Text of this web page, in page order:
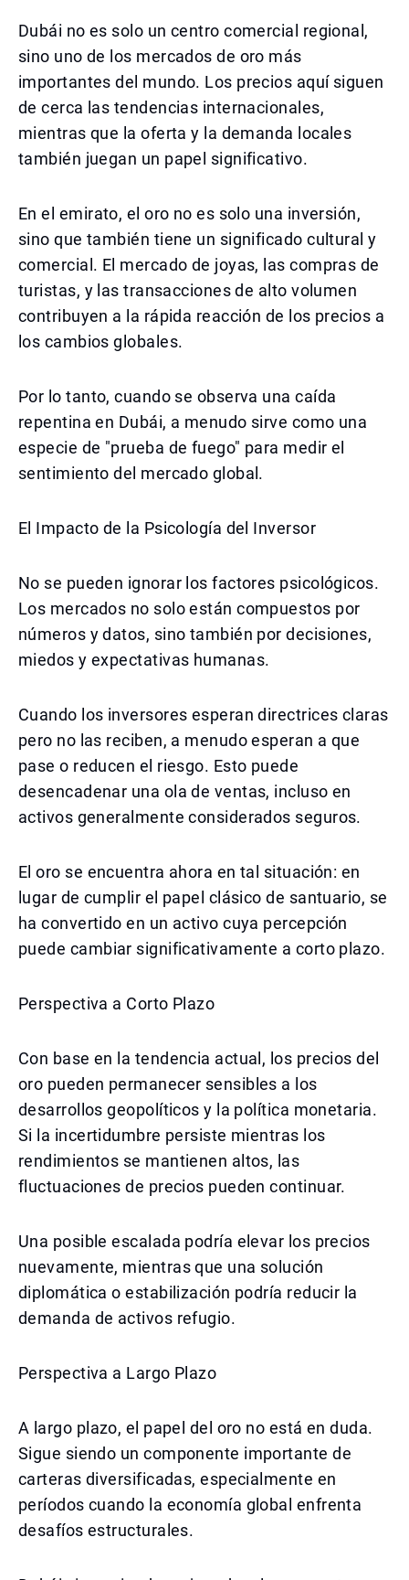
Dubái no es solo un centro comercial regional,
sino uno de los mercados de oro más
importantes del mundo. Los precios aquí siguen
de cerca las tendencias internacionales,
mientras que la oferta y la demanda locales
también juegan un papel significativo.
En el emirato, el oro no es solo una inversión,
sino que también tiene un significado cultural y
comercial. El mercado de joyas, las compras de
turistas, y las transacciones de alto volumen
contribuyen a la rápida reacción de los precios a
los cambios globales.
Por lo tanto, cuando se observa una caída
repentina en Dubái, a menudo sirve como una
especie de "prueba de fuego" para medir el
sentimiento del mercado global.
El Impacto de la Psicología del Inversor
No se pueden ignorar los factores psicológicos.
Los mercados no solo están compuestos por
números y datos, sino también por decisiones,
miedos y expectativas humanas.
Cuando los inversores esperan directrices claras
pero no las reciben, a menudo esperan a que
pase o reducen el riesgo. Esto puede
desencadenar una ola de ventas, incluso en
activos generalmente considerados seguros.
El oro se encuentra ahora en tal situación: en
lugar de cumplir el papel clásico de santuario, se
ha convertido en un activo cuya percepción
puede cambiar significativamente a corto plazo.
Perspectiva a Corto Plazo
Con base en la tendencia actual, los precios del
oro pueden permanecer sensibles a los
desarrollos geopolíticos y la política monetaria.
Si la incertidumbre persiste mientras los
rendimientos se mantienen altos, las
fluctuaciones de precios pueden continuar.
Una posible escalada podría elevar los precios
nuevamente, mientras que una solución
diplomática o estabilización podría reducir la
demanda de activos refugio.
Perspectiva a Largo Plazo
A largo plazo, el papel del oro no está en duda.
Sigue siendo un componente importante de
carteras diversificadas, especialmente en
períodos cuando la economía global enfrenta
desafíos estructurales.